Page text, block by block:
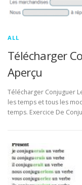
ALL
Télécharger
Aperçu
Télécharger Conjuguer
les temps et tous les
temps. Exercice De